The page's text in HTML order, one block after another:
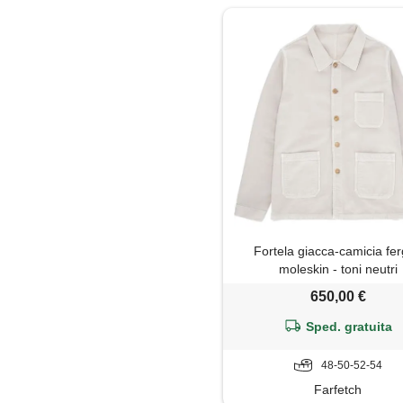
Fortela giacca-camicia
moleskin - toni neutri
650,00 €
Sped. gratuita
48-50-52-54
Farfetch